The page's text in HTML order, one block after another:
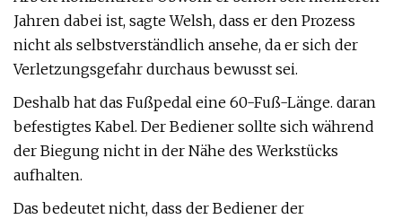
Jahren dabei ist, sagte Welsh, dass er den Prozess
nicht als selbstverständlich ansehe, da er sich der
Verletzungsgefahr durchaus bewusst sei.
Deshalb hat das Fußpedal eine 60-Fuß-Länge. daran
befestigtes Kabel. Der Bediener sollte sich während
der Biegung nicht in der Nähe des Werkstücks
aufhalten.
Das bedeutet nicht, dass der Bediener der